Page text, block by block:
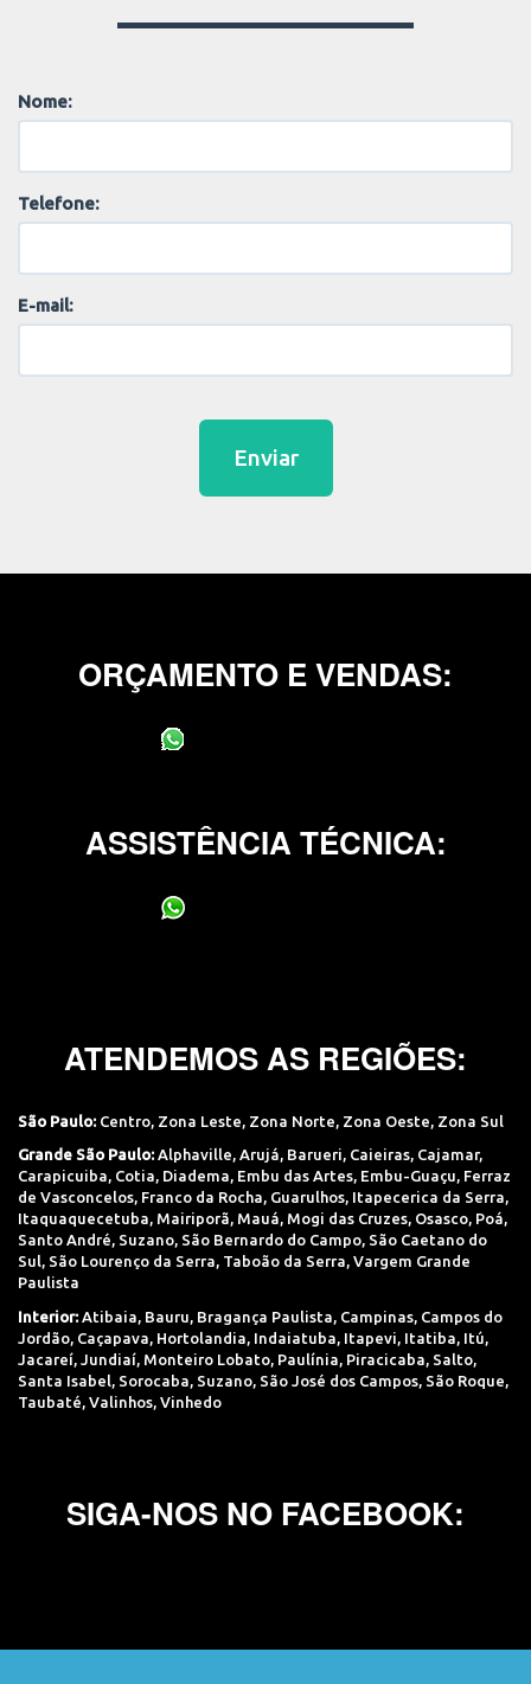
Nome:
Telefone:
E-mail:
Enviar
ORÇAMENTO E VENDAS:
ASSISTÊNCIA TÉCNICA:
ATENDEMOS AS REGIÕES:
São Paulo: Centro Zona Leste Zona Norte Zona Oeste Zona Sul
Grande São Paulo: Alphaville, Arujá, Barueri, Caieiras, Cajamar,
Carapicuiba, Cotia, Diadema, Embu das Artes, Embu-Guaçu, Ferraz
de Vasconcelos, Franco da Rocha, Guarulhos, Itapecerica da Serra,
Itaquaquecetuba, Mairiporã, Mauá, Mogi das Cruzes, Osasco, Poá,
Santo André, Suzano, São Bernardo do Campo, São Caetano do
Sul, São Lourenço da Serra, Taboão da Serra, Vargem Grande
Paulista
Interior: Atibaia Bauru Bragança Paulista Campinas Campos do
Jordão Caçapava Hortolandia Indaiatuba Itapevi Itatiba Itú
Jacareí
Jundiaí Monteiro Lobato Paulínia Piracicaba Salto
Santa Isabel Sorocaba Suzano São José dos Campos São Roque
Taubaté Valinhos Vinhedo
SIGA-NOS NO FACEBOOK: